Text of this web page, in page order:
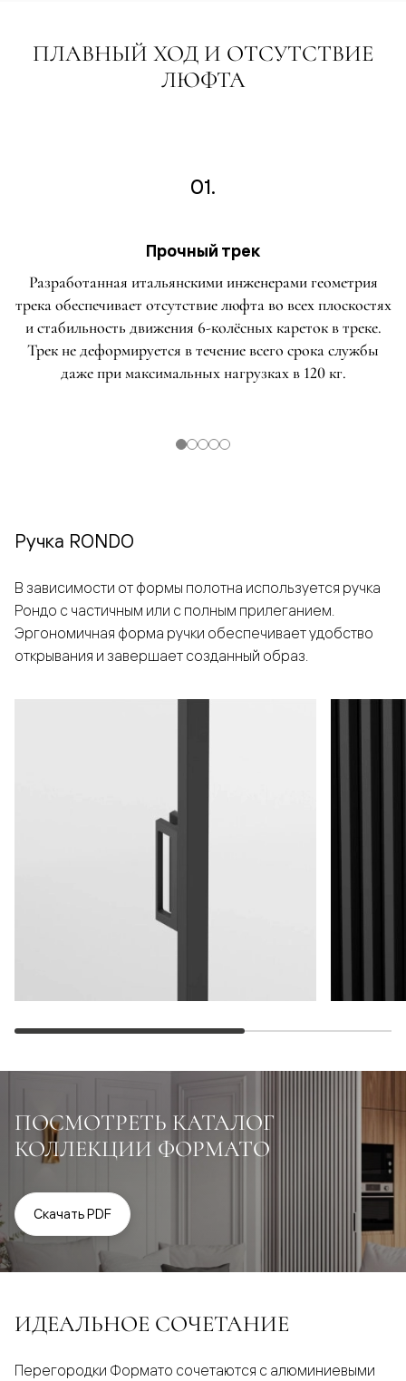
ПЛАВНЫЙ ХОД И ОТСУТСТВИЕ
ЛЮФТА
01.
Прочный трек
Разработанная итальянскими инженерами геометрия
трека обеспечивает отсутствие люфта во всех плоскостях
и стабильность движения 6-колёсных кареток в треке.
Трек не деформируется в течение всего срока службы
даже при максимальных нагрузках в 120 кг.
Ручка RONDO
В зависимости от формы полотна используется ручка
Рондо с частичным или с полным прилеганием.
Эргономичная форма ручки обеспечивает удобство
открывания и завершает созданный образ.
ПОСМОТРЕТЬ КАТАЛОГ
КОЛЛЕКЦИИ ФОРМАТО
Скачать PDF
ИДЕАЛЬНОЕ СОЧЕТАНИЕ
Перегородки Формато сочетаются с алюминиевыми